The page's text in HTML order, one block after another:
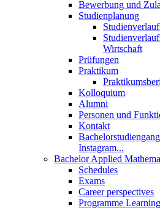
Bewerbung und
Studienplanung
Wirtschaft
Prüfungen
Praktikum
Kolloquium
Alumni
Personen und
Kontakt
Instagram...
Bachelor Applied
Schedules
Exams
Career perspectives
Programme